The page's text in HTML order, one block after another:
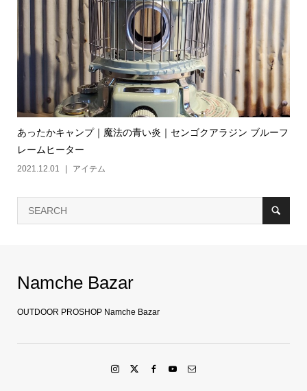
あったかキャンプ｜魔法の青い炎｜センゴクアラジン ブルーフ
レームヒーター
2021.12.01 アイテム
Namche Bazar
OUTDOOR PROSHOP Namche Bazar